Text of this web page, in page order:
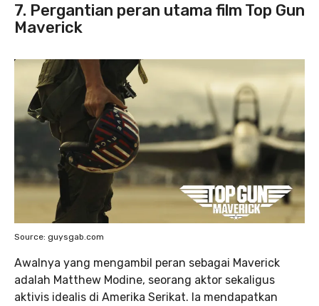
7. Pergantian peran utama film Top Gun
Maverick
Source: guysgab.com
Awalnya yang mengambil peran sebagai Maverick
adalah Matthew Modine, seorang aktor sekaligus
aktivis idealis di Amerika Serikat. Ia mendapatkan